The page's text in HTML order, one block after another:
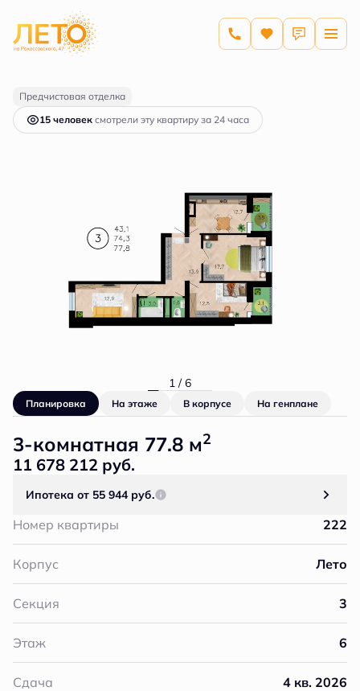
3-комнатная
11 678 212 руб.
Ипотекаот 55 944 руб.
Предчистовая отделка
15 человек смотрели эту квартиру за 24 часа
1 / 6
Планировка На этаже В корпусе На генплане
3-комнатная 77.8 м2
11 678 212 руб.
Ипотека от 55 944 руб.
Номер квартиры 222
Корпус Лето
Секция 3
Этаж 6
Сдача 4 кв. 2026